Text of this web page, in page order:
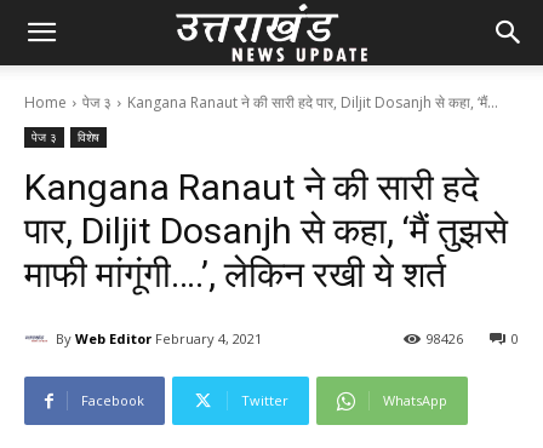
Home पेज ३ Kangana Ranaut ने की सारी हदे पार, Diljit Dosanjh से कहा, ‘मैं...
पेज ३ विशेष
Kangana Ranaut ने की सारी हदे
पार, Diljit Dosanjh से कहा, ‘मैं तुझसे
माफी मांगूंगी….’, लेकिन रखी ये शर्त
By Web Editor February 4, 2021 0
98426
Facebook Twitter WhatsApp